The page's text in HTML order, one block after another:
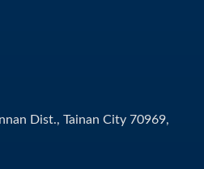
Dist., Tainan City 70969,